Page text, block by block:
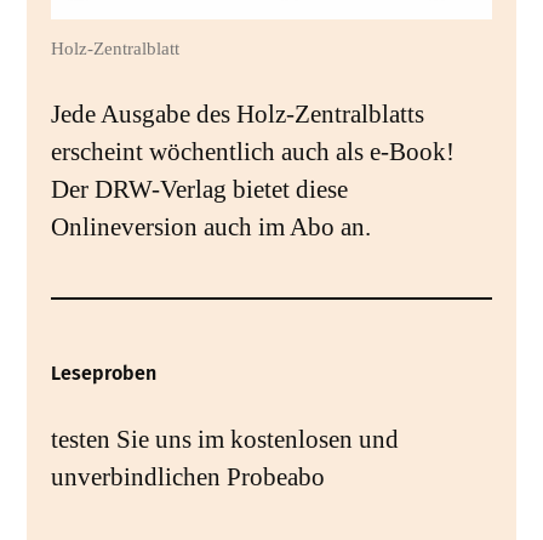
Holz-Zentralblatt
Jede Ausgabe des Holz-Zentralblatts
erscheint wöchentlich auch als e-Book!
Der DRW-Verlag bietet diese
Onlineversion auch im Abo an.
Leseproben
testen Sie uns im kostenlosen und
unverbindlichen Probeabo